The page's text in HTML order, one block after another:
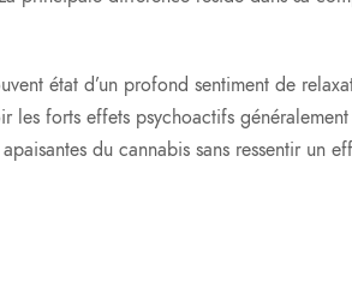
état d’un profond sentiment de
forts effets psychoactifs
du cannabis sans ressentir un